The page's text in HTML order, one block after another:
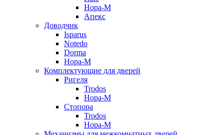
Нора-М
Апекс
Доводчик
Isparus
Notedo
Dorma
Нора-М
Комплектующие для дверей
Ригеля
Trodos
Нора-М
Стопора
Trodos
Нора-М